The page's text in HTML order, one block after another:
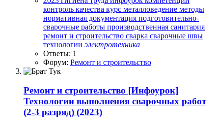
контроль качества курс металловедение методы
нормативная документация подготовительно-
сварочные работы производственная санитария
ремонт и строительство сварка сварочные швы
технологии электротехника
Ответы: 1
Форум: Ремонт и строительство
Ремонт и строительство [Инфоурок]
Технологии выполнения сварочных работ
(2-3 разряд) (2023)